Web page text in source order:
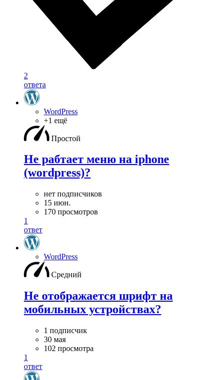
2
ответа
WordPress
+1 ещё
Простой
Не рабтает меню на iphone
(wordpress)?
нет подписчиков
15 июн.
170 просмотров
1
ответ
WordPress
Средний
Не отображается шрифт на
мобильных устройствах?
1 подписчик
30 мая
102 просмотра
1
ответ